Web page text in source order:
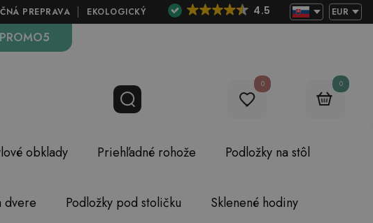
PREPRAVA EKOLOGICKÝ 4.5 EUR
PROMO5
0 0
obklady Priehľadné rohože Podložky na stôl
dvere Podložky pod stoličku Sklenené hodiny